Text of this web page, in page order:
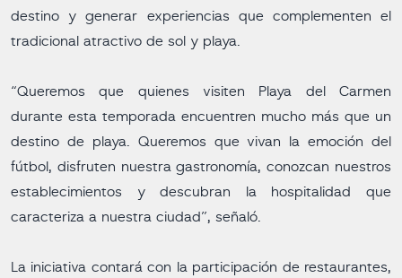
destino y generar experiencias que complementen el
tradicional atractivo de sol y playa.
“Queremos que quienes visiten Playa del Carmen
durante esta temporada encuentren mucho más que un
destino de playa. Queremos que vivan la emoción del
fútbol, disfruten nuestra gastronomía, conozcan nuestros
establecimientos y descubran la hospitalidad que
caracteriza a nuestra ciudad”, señaló.
La iniciativa contará con la participación de restaurantes,